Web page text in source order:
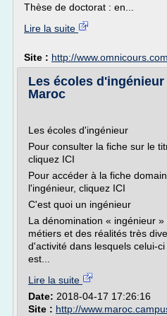
Thèse de doctorat : en...
Lire la suite
Site : http://www.omnicours.com
Les écoles
Maroc
Les écoles d'ingénieur
Pour consulter la fiche sur le
cliquez ICI
Pour accéder à la fiche
l'ingénieur, cliquez ICI
C'est quoi un ingénieur
La dénomination « ingénieur
métiers et des réalités très
d'activité dans lesquels celui-
est...
Lire la suite
Date: 2018-04-17 17:26:16
Site : http://